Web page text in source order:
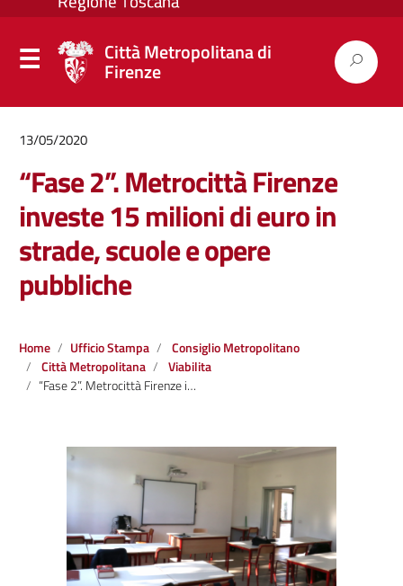
Città Metropolitana di
Firenze
13/05/2020
“Fase 2”. Metrocittà Firenze
investe 15 milioni di euro in
strade, scuole e opere
pubbliche
Home Ufficio Stampa
Consiglio Metropolitano
Città Metropolitana
Viabilita
“Fase 2”. Metrocittà Firenze investe 15 milioni di euro in strade, scuole e opere pubbliche